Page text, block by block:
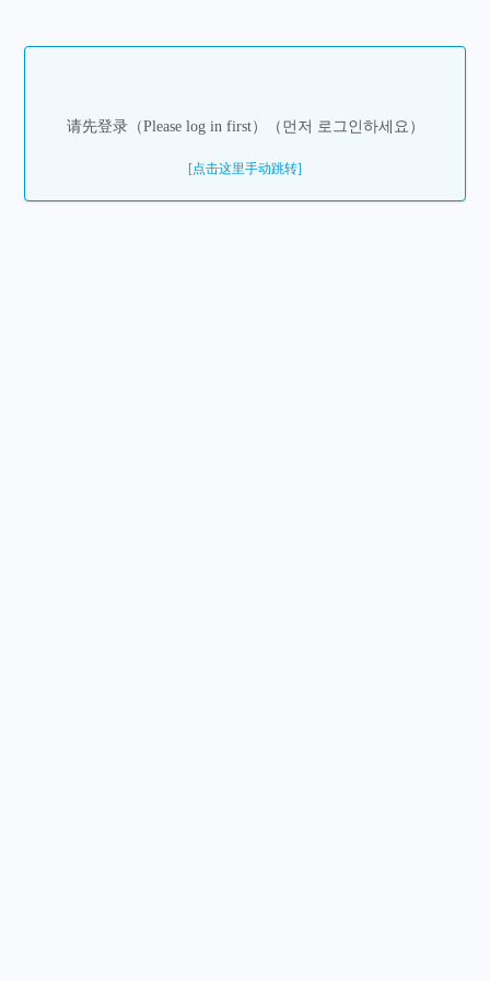
请先登录（Please log in first）（먼저 로그인하세요）
[点击这里手动跳转]